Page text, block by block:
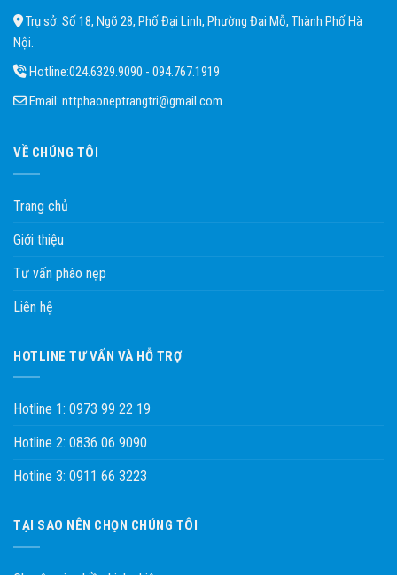
Trụ sở: Số 18, Ngõ 28, Phố Đại Linh, Phường Đại Mỗ, Thành Phố Hà
Nội.
Hotline:024.6329.9090 - 094.767.1919
Email: nttphaoneptrangtri@gmail.com
VỀ CHÚNG TÔI
Trang chủ
Giới thiệu
Tư vấn phào nẹp
Liên hệ
HOTLINE TƯ VẤN VÀ HỖ TRỢ
Hotline 1: 0973 99 22 19
Hotline 2: 0836 06 9090
Hotline 3: 0911 66 3223
TẠI SAO NÊN CHỌN CHÚNG TÔI